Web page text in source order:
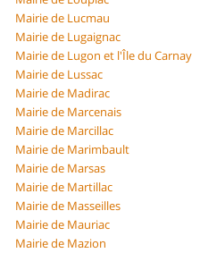
Mairie de Lucmau
Mairie de Lugaignac
Mairie de Lugon et l'Île du Carnay
Mairie de Lussac
Mairie de Madirac
Mairie de Marcenais
Mairie de Marcillac
Mairie de Marimbault
Mairie de Marsas
Mairie de Martillac
Mairie de Masseilles
Mairie de Mauriac
Mairie de Mazion